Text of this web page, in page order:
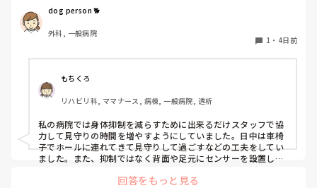
dog person 🐕
外科, 一般病院
1 ・ 4日前
もちくろ
リハビリ科, ママナース, 病棟, 一般病院, 透析
私の病院では身体抑制を減らすために出来るだけスタッフで協
力して見守りの時間を増やすようにしていました。日中は車椅
子でホールに連れてきて見守りして過ごすなどの工夫をしてい
ました。また、抑制ではなく背面や足元にセンサーを設置した
要な原因（Baカテーテル、mgカテーテル、点滴など）があれ
回答をもっと見る